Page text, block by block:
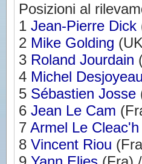
Posizioni al
1 Jean-Pierre Dick
2 Mike Golding
3 Roland Jourdain
4 Michel
5 Sébastien Josse
6 Jean Le Cam
7 Armel Le Cleac'h
8 Vincent Riou